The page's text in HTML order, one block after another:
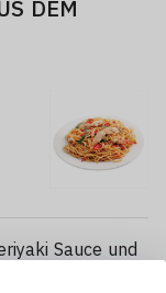
DEM
Sauce und